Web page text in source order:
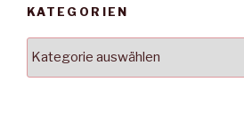
KATEGORIEN